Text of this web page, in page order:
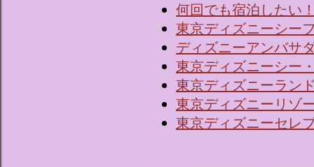
何回でも宿泊したい
東京ディズニーシー
ディズニーアンバサ
東京ディズニーシー
東京ディズニーラン
東京ディズニーリゾ
東京ディズニーセレ